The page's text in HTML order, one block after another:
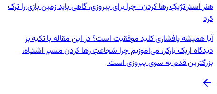
هنر استراتژیکِ رها کردن ، چرا برای پیروزی، گاهی باید زمین بازی را ترک
کرد
آیا همیشه پافشاری کلید موفقیت است؟ در این مقاله با تکیه بر
دیدگاه اریک بارکر، می‌آموزیم چرا شجاعتِ رها کردن مسیر اشتباه،
بزرگترین قدم به سوی پیروزی است.